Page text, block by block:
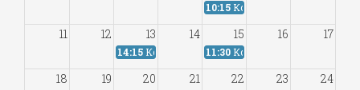
10:15 Комиссия...
11 12 13 14 15 16 17
14:15 Комиссия... 11:30 Комиссия...
18 19 20 21 22 23 24